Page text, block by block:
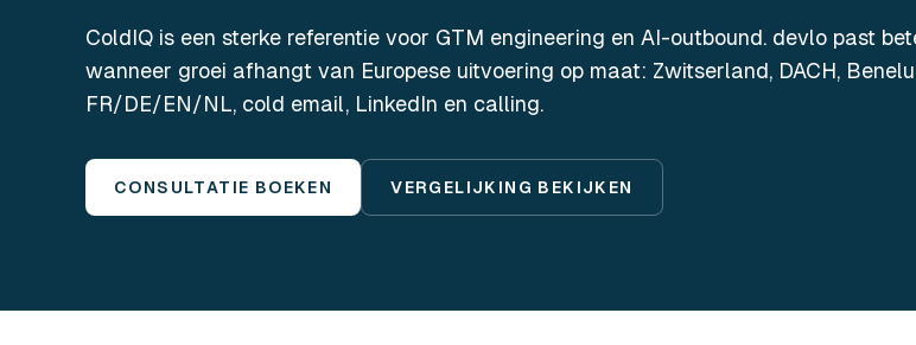
ColdIQ is een sterke referentie voor GTM engineering en AI-outbound. devlo past
wanneer groei afhangt van Europese uitvoering op maat: Zwitserland, DACH,
FR/DE/EN/NL, cold email, LinkedIn en calling.
CONSULTATIE BOEKEN VERGELIJKING BEKIJKEN